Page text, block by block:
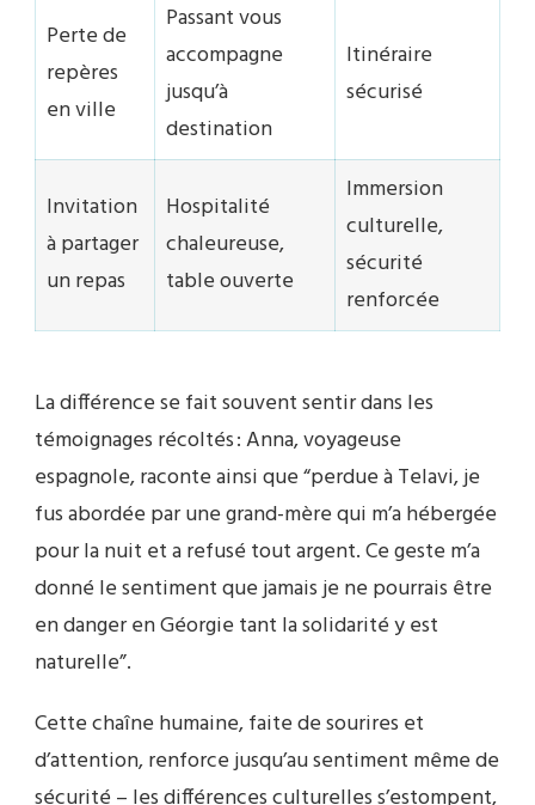
Perte de
repères
en ville
Passant vous
accompagne
jusqu’à
destination
Itinéraire
sécurisé
Invitation
à partager
un repas
Hospitalité
chaleureuse,
table ouverte
Immersion
culturelle,
sécurité
renforcée
La différence se fait souvent sentir dans les
témoignages récoltés : Anna, voyageuse
espagnole, raconte ainsi que “perdue à Telavi, je
fus abordée par une grand-mère qui m’a hébergée
pour la nuit et a refusé tout argent. Ce geste m’a
donné le sentiment que jamais je ne pourrais être
en danger en Géorgie tant la solidarité y est
naturelle”.
Cette chaîne humaine, faite de sourires et
d’attention, renforce jusqu’au sentiment même de